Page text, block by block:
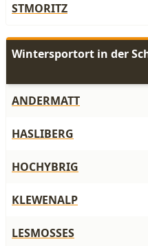
STMORITZ
Wintersportort in der
ANDERMATT
HASLIBERG
HOCHYBRIG
KLEWENALP
LESMOSSES